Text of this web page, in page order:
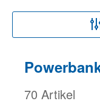
70 Artikel